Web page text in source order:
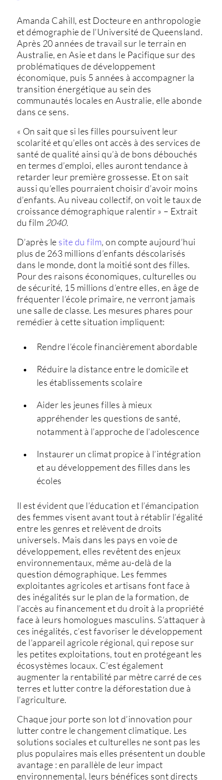
Amanda Cahill, est Docteure en anthropologie
et démographie de l’Université de Queensland.
Après 20 années de travail sur le terrain en
Australie, en Asie et dans le Pacifique sur des
problématiques de développement
économique, puis 5 années à accompagner la
transition énergétique au sein des
communautés locales en Australie, elle abonde
dans ce sens.
« On sait que si les filles poursuivent leur
scolarité et qu’elles ont accès à des services de
santé de qualité ainsi qu’à de bons débouchés
en termes d’emploi, elles auront tendance à
retarder leur première grossesse. Et on sait
aussi qu’elles pourraient choisir d’avoir moins
d’enfants. Au niveau collectif, on voit le taux de
croissance démographique ralentir » – Extrait
du film 2040.
D’après le site du film,on compte aujourd’hui
plus de 263 millions d’enfants déscolarisés
dans le monde, dont la moitié sont des filles.
Pour des raisons économiques, culturelles ou
de sécurité, 15 millions d’entre elles, en âge de
fréquenter l’école primaire, ne verront jamais
une salle de classe. Les mesures phares pour
remédier à cette situation impliquent:
Rendre l’école financièrement abordable
Réduire la distance entre le domicile et
les établissements scolaire
Aider les jeunes filles à mieux
appréhender les questions de santé,
notamment à l’approche de l’adolescence
Instaurer un climat propice à l’intégration
et au développement des filles dans les
écoles
Il est évident que l’éducation et l’émancipation
des femmes visent avant tout à rétablir l’égalité
entre les genres et relèvent de droits
universels. Mais dans les pays en voie de
développement, elles revêtent des enjeux
environnementaux, même au-delà de la
question démographique. Les femmes
exploitantes agricoles et artisans font face à
des inégalités sur le plan de la formation, de
l’accès au financement et du droit à la propriété
face à leurs homologues masculins. S’attaquer à
ces inégalités, c’est favoriser le développement
de l’appareil agricole régional, qui repose sur
les petites exploitations, tout en protégeant les
écosystèmes locaux. C’est également
augmenter la rentabilité par mètre carré de ces
terres et lutter contre la déforestation due à
l’agriculture.
Chaque jour porte son lot d’innovation pour
lutter contre le changement climatique. Les
solutions sociales et culturelles ne sont pas les
plus populaires mais elles présentent un double
avantage : en parallèle de leur impact
environnemental, leurs bénéfices sont directs